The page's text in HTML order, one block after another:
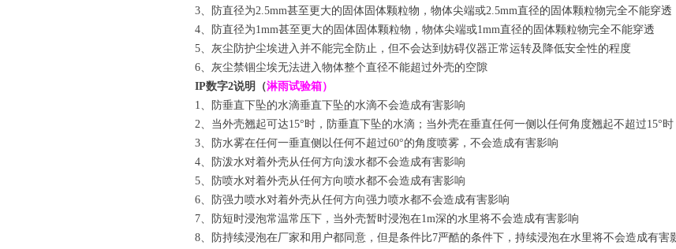
3、防直径为2.5mm甚至更大的固体固体颗粒物，物体尖端或2.5mm直径的固体颗粒物完全不能穿透
4、防直径为1mm甚至更大的固体固体颗粒物，物体尖端或1mm直径的固体颗粒物完全不能穿透
5、灰尘防护尘埃进入并不能完全防止，但不会达到妨碍仪器正常运转及降低安全性的程度
6、灰尘禁锢尘埃无法进入物体整个直径不能超过外壳的空隙
IP数字2说明（淋雨试验箱）
1、防垂直下坠的水滴垂直下坠的水滴不会造成有害影响
2、当外壳翘起可达15°时，防垂直下坠的水滴；当外壳在垂直任何一侧以任何角度翘起不超过15°
3、防水雾在任何一垂直侧以任何不超过60°的角度喷雾，不会造成有害影响
4、防泼水对着外壳从任何方向泼水都不会造成有害影响
5、防喷水对着外壳从任何方向喷水都不会造成有害影响
6、防强力喷水对着外壳从任何方向强力喷水都不会造成有害影响
7、防短时浸泡常温常压下，当外壳暂时浸泡在1m深的水里将不会造成有害影响
8、防持续浸泡在厂家和用户都同意，但是条件比7严酷的条件下，持续浸泡在水里将不会造成有害